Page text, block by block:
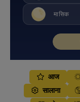
मासिक
आज
सालाना